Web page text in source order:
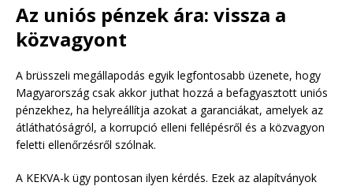
Az uniós pénzek ára: vissza a
közvagyont
A brüsszeli megállapodás egyik legfontosabb üzenete, hogy
Magyarország csak akkor juthat hozzá a befagyasztott uniós
pénzekhez, ha helyreállítja azokat a garanciákat, amelyek az
átláthatóságról, a korrupció elleni fellépésről és a közvagyon
feletti ellenőrzésről szólnak.
A KEKVA-k ügy pontosan ilyen kérdés. Ezek az alapítványok